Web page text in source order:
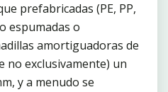
prefabricadas (PE, PP,
espumadas o
amortiguadoras de
no exclusivamente) un
y a menudo se